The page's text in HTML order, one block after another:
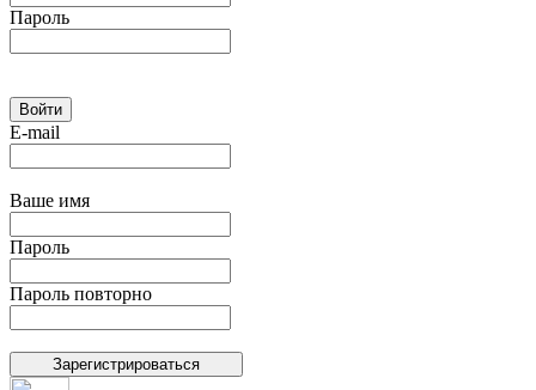
Пароль
E-mail
Ваше имя
Пароль
Пароль повторно